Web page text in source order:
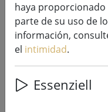
Copenhagen
8cm
haya
parte de su uso de
información,
el intimidad.
Essenziell